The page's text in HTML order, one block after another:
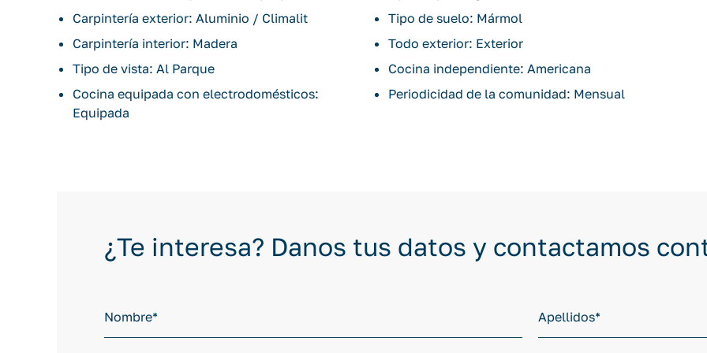
Carpintería exterior: Aluminio / Climalit
Tipo de suelo: Mármol
Carpintería interior: Madera
Todo exterior: Exterior
Tipo de vista: Al Parque
Cocina independiente: Americana
Cocina equipada con electrodomésticos:
Equipada
Periodicidad de la comunidad: Mensual
¿Te interesa? Danos tus datos y contactamos